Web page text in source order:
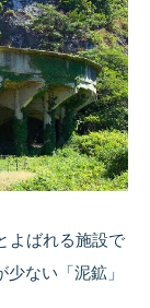
よばれる施設で
ない「泥鉱」